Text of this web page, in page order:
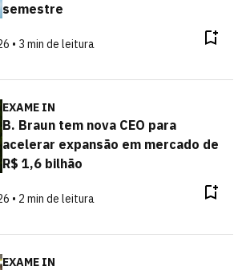
semestre
• 3 min de leitura
EXAME IN
B. Braun tem nova CEO para
acelerar expansão em mercado de
R$ 1,6 bilhão
• 2 min de leitura
EXAME IN